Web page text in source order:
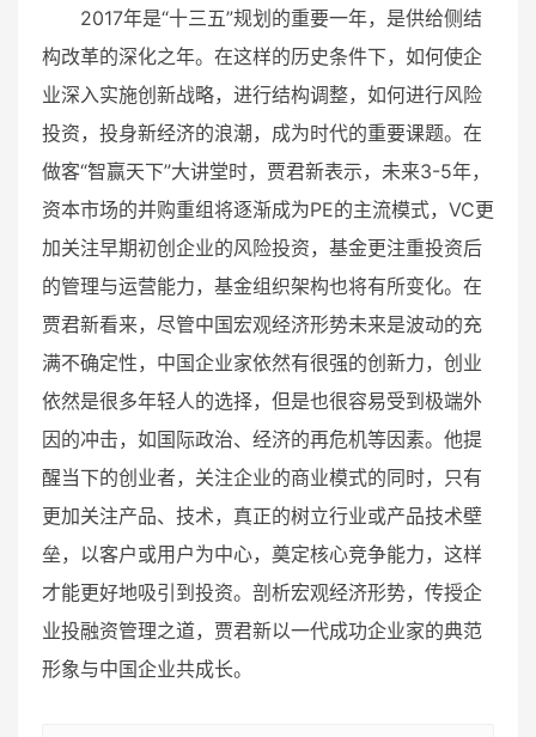
2017年是“十三五”规划的重要一年，是供给侧结
构改革的深化之年。在这样的历史条件下，如何使企
业深入实施创新战略，进行结构调整，如何进行风险
投资，投身新经济的浪潮，成为时代的重要课题。在
做客“智赢天下”大讲堂时，贾君新表示，未来3-5年，
资本市场的并购重组将逐渐成为PE的主流模式，VC更
加关注早期初创企业的风险投资，基金更注重投资后
的管理与运营能力，基金组织架构也将有所变化。在
贾君新看来，尽管中国宏观经济形势未来是波动的充
满不确定性，中国企业家依然有很强的创新力，创业
依然是很多年轻人的选择，但是也很容易受到极端外
因的冲击，如国际政治、经济的再危机等因素。他提
醒当下的创业者，关注企业的商业模式的同时，只有
更加关注产品、技术，真正的树立行业或产品技术壁
垒，以客户或用户为中心，奠定核心竞争能力，这样
才能更好地吸引到投资。剖析宏观经济形势，传授企
业投融资管理之道，贾君新以一代成功企业家的典范
形象与中国企业共成长。